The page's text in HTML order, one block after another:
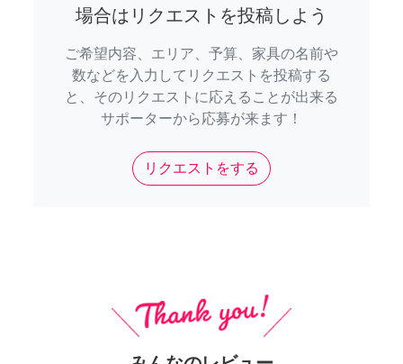
場合はリクエストを投稿しよう
ご希望内容、エリア、予算、家具の名前や
数などを入力してリクエストを投稿する
と、そのリクエストに応えることが出来る
サポーターから応募が来ます！
リクエストをする